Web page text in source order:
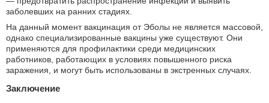
заболевших на ранних стадиях.
На данный момент вакцинация от Эболы не является массовой,
однако специализированные вакцины уже существуют. Они
применяются для профилактики среди медицинских
работников, работающих в условиях повышенного риска
заражения, и могут быть использованы в экстренных случаях.
Заключение